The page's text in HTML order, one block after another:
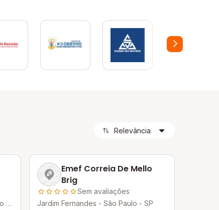
-
Emef Correia De Mello
Brig
Sem avaliações
Jardim Fernandes - São Paulo - SP